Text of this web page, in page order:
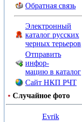
Обратная связь
Электронный
каталог русских
черных терьеров
Отправить
инфор-
мацию в каталог
Сайт НКП РЧТ
• Случайное фото
Evrik